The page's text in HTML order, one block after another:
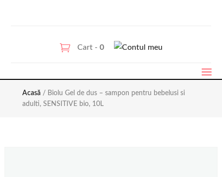
Cart - 0
Acasă/ Biolu Gel de dus – sampon pentru bebelusi si
adulti, SENSITIVE bio, 10L